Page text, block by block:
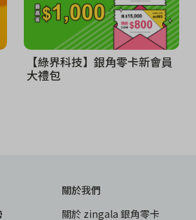
【綠界科技】銀角零卡新會員
大禮包
關於我們
關於 zingala 銀角零卡